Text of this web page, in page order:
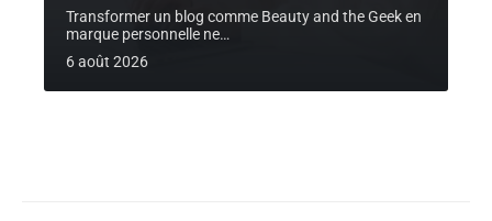
Transformer un blog comme Beauty and the Geek en
marque personnelle ne…
6 août 2026